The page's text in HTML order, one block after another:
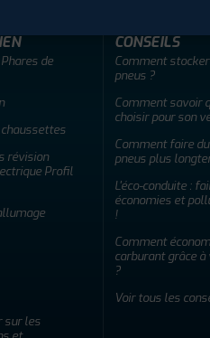
de
révision
Profil
sur les
CONSEILS
Comment
pneus ?
Comment savoir
choisir pour son
Comment faire
pneus plus
L'éco-conduite :
économies et
!
Comment
carburant grâce à
?
Voir tous les